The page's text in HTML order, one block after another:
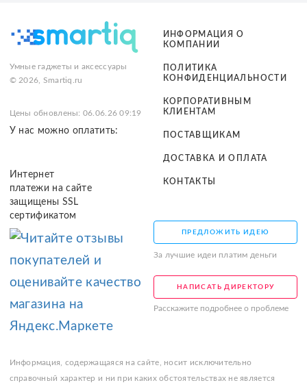
Умные гаджеты и аксессуары
© 2026, Smartiq.ru
Цены обновлены: 06.06.26 09:19
У нас можно оплатить:
Интернет
платежи на сайте
защищены SSL
сертификатом
ИНФОРМАЦИЯ О
КОМПАНИИ
ПОЛИТИКА
КОНФИДЕНЦИАЛЬНОСТИ
КОРПОРАТИВНЫМ
КЛИЕНТАМ
ПОСТАВЩИКАМ
ДОСТАВКА И ОПЛАТА
КОНТАКТЫ
ПРЕДЛОЖИТЬ ИДЕЮ
За лучшие идеи платим деньги
НАПИСАТЬ ДИРЕКТОРУ
Расскажите подробнее о проблеме
Информация, содержащаяся на сайте, носит исключительно
справочный характер и ни при каких обстоятельствах не является